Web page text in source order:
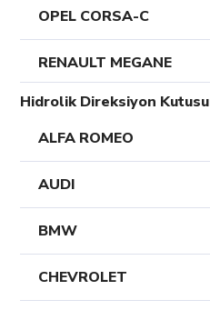
OPEL CORSA-C
RENAULT MEGANE
Hidrolik Direksiyon Kutusu
ALFA ROMEO
AUDI
BMW
CHEVROLET